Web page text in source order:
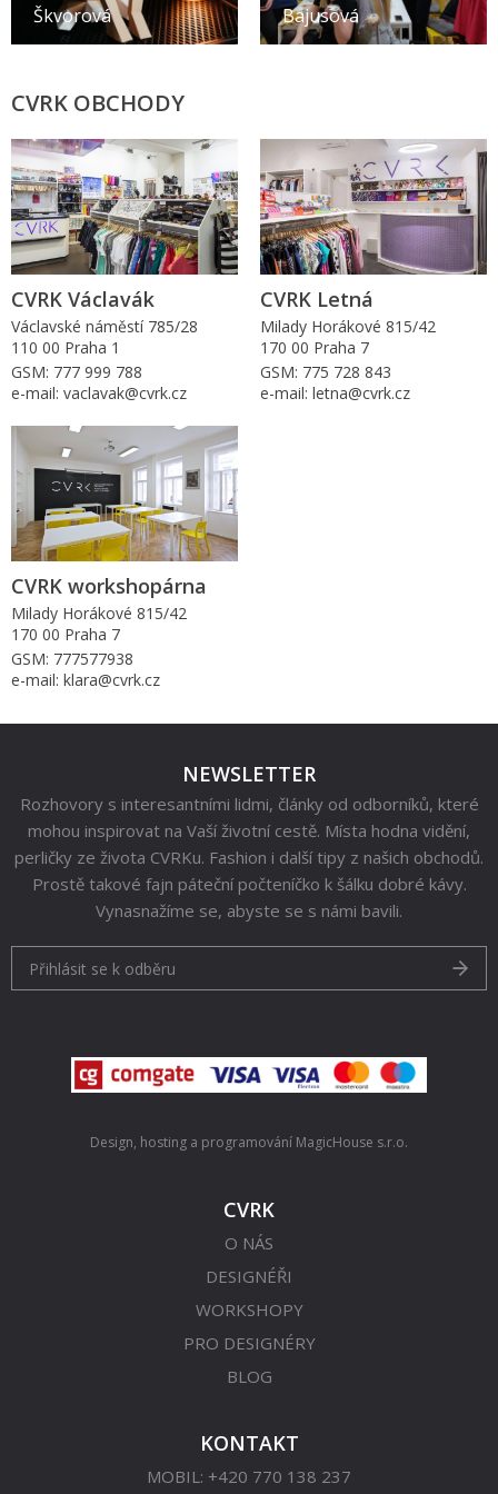
Škvorová
Bajusová
CVRK OBCHODY
CVRK Václavák
Václavské náměstí 785/28
110 00 Praha 1
GSM: 777 999 788
e-mail: vaclavak@cvrk.cz
CVRK Letná
Milady Horákové 815/42
170 00 Praha 7
GSM: 775 728 843
e-mail: letna@cvrk.cz
CVRK workshopárna
Milady Horákové 815/42
170 00 Praha 7
GSM: 777577938
e-mail: klara@cvrk.cz
Design, hosting a programování MagicHouse s.r.o.
CVRK
O NÁS
DESIGNÉŘI
WORKSHOPY
PRO DESIGNÉRY
BLOG
KONTAKT
MOBIL: +420 770 138 237
NEWSLETTER
Rozhovory s interesantními lidmi, články od odborníků, které
mohou inspirovat na Vaší životní cestě. Místa hodna vidění,
perličky ze života CVRKu. Fashion i další tipy z našich obchodů.
Prostě takové fajn páteční počteníčko k šálku dobré kávy.
Vynasnažíme se, abyste se s námi bavili.
Přihlásit se k odběru